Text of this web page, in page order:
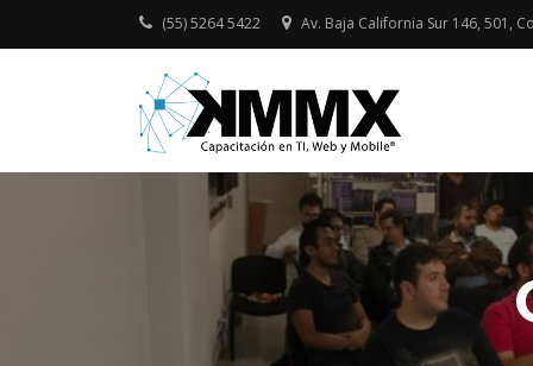
(55) 5264 5422 Av. Baja California Sur 146, 501,
MOBILE